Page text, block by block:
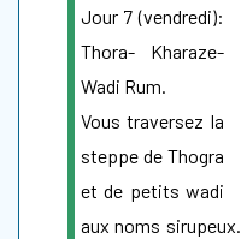
Jour 7 (vendredi):
Thora- Kharaze-
Wadi Rum.
Vous traversez la
steppe de Thogra
et de petits wadi
aux noms